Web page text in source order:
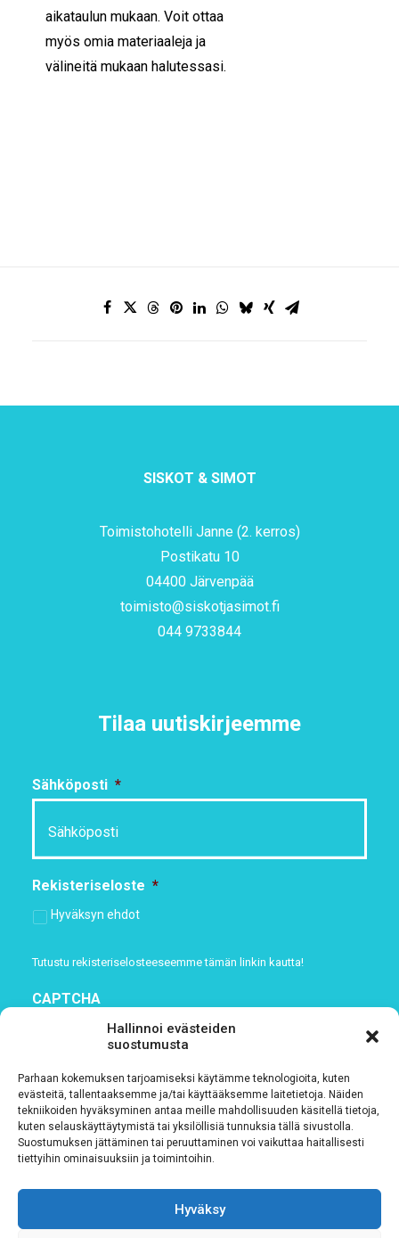
Hallinnoi evästeiden
suostumusta
Parhaan kokemuksen tarjoamiseksi käytämme teknologioita, kuten
evästeitä, tallentaaksemme ja/tai käyttääksemme laitetietoja. Näiden
tekniikoiden hyväksyminen antaa meille mahdollisuuden käsitellä tietoja,
kuten selauskäyttäytymistä tai yksilöllisiä tunnuksia tällä sivustolla.
Suostumuksen jättäminen tai peruuttaminen voi vaikuttaa haitallisesti
tiettyihin ominaisuuksiin ja toimintoihin.
Hyväksy
aikataulun mukaan. Voit ottaa
myös omia materiaaleja ja
välineitä mukaan halutessasi.
SISKOT & SIMOT
Toimistohotelli Janne (2. kerros)
Postikatu 10
04400 Järvenpää
toimisto@siskotjasimot.fi
044 9733844
Tilaa uutiskirjeemme
Sähköposti *
Rekisteriseloste *
Hyväksyn ehdot
Tutustu rekisteriselosteeseemmetämän linkin kautta!
CAPTCHA
Tietosuojaseloste